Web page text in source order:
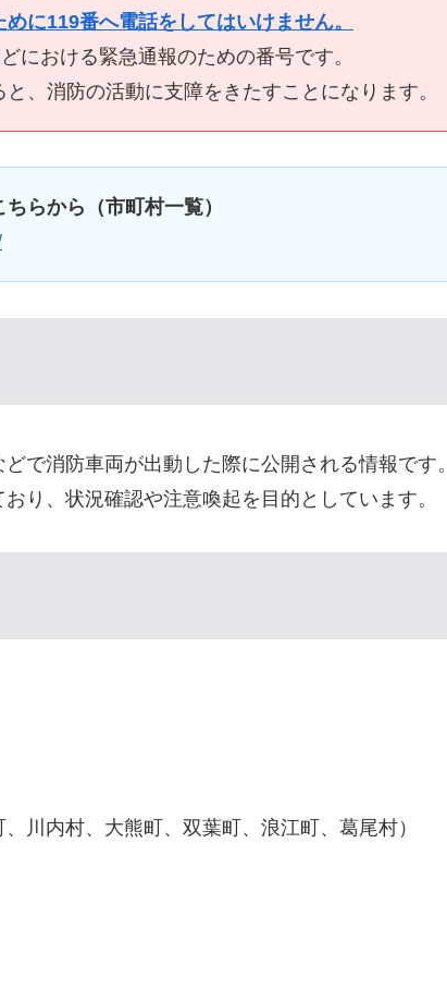
に119番へ電話をしてはいけません。
における緊急通報のための番号です。
、消防の活動に支障をきたすことになります。
らから（市町村一覧）
で消防車両が出動した際に公開される情報です。
り、状況確認や注意喚起を目的としています。
川内村、大熊町、双葉町、浪江町、葛尾村）